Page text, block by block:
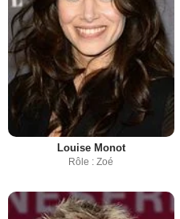
Louise Monot
Rôle : Zoé